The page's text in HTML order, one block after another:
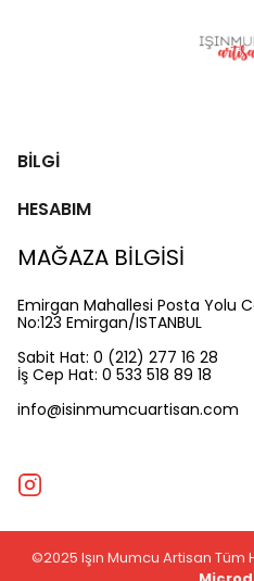
BİLGİ
HESABIM
MAĞAZA BİLGİSİ
Emirgan Mahallesi Posta Yolu
No:123 Emirgan/ISTANBUL
Sabit Hat: 0 (212) 277 16 28
İş Cep Hat: 0 533 518 89 18
info@isinmumcuartisan.com
©2025 Işın Mumcu Artisan Tüm